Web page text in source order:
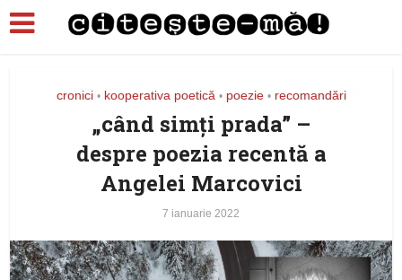
cronici • kooperativa poetică • poezie • recomandări
„când simți prada” –
despre poezia recentă a
Angelei Marcovici
7 ianuarie 2022